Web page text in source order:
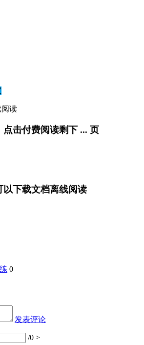
读
点击付费阅读剩下 ... 页
以下载文档离线阅读
0
发表评论
/0 >